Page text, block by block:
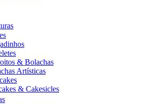
& Bolachas
Artísticas
& Cakesicles